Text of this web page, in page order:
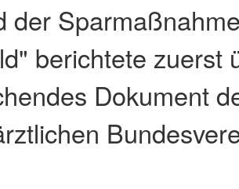
der
berichtete zuerst
Dokument